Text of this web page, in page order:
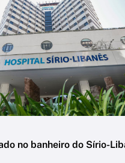
no banheiro do Sírio-